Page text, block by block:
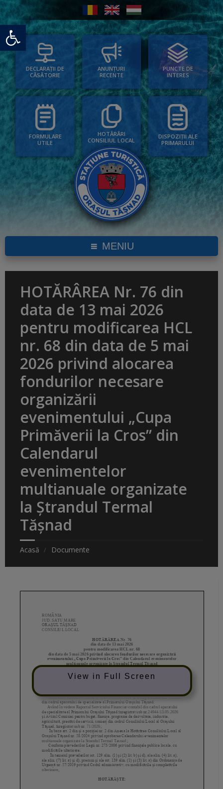
Deschide bara de unelte
DECLARAȚII DE
CĂSĂTORIE
ANUNȚURI
RECENTE
PUNCTE DE
INTERES
FORMULARE
UTILE
HOTĂRÂRI
CONSILIUL LOCAL
DISPOZIȚII ALE
PRIMARULUI
MENIU
HOTĂRÂREA Nr. 76 din
data de 13 mai 2026
pentru modificarea HCL
nr. 68 din data de 5 mai
2026 privind alocarea
fondurilor necesare
organizării
evenimentului „Cupa
Primăverii la Cros” din
Calendarul
evenimentelor
multianuale organizate
la Ștrandul Termal
Tășnad
Acasă Documente
View in Full Screen